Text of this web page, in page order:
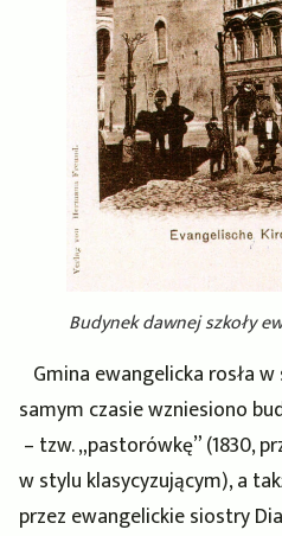
Budynek dawnej szkoły
Gmina ewangelicka rosła
samym czasie wzniesiono
– tzw. „pastorówkę” (1830,
w stylu klasycyzującym), a
przez ewangelickie siostry